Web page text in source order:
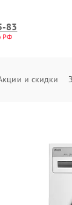
83
РФ
и скидки